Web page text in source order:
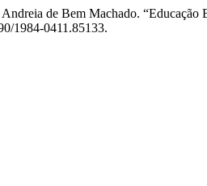
de Bem Machado. “Educação
1984-0411.85133.